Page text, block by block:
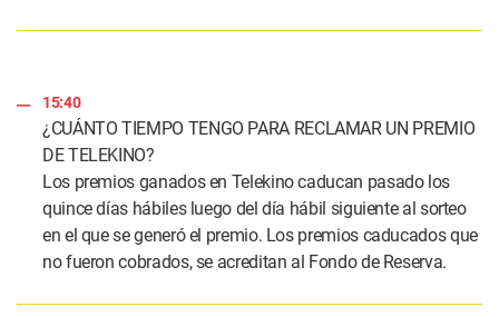
15:40
¿CUÁNTO TIEMPO TENGO PARA RECLAMAR UN PREMIO
DE TELEKINO?
Los premios ganados en Telekino caducan pasado los
quince días hábiles luego del día hábil siguiente al sorteo
en el que se generó el premio. Los premios caducados que
no fueron cobrados, se acreditan al Fondo de Reserva.